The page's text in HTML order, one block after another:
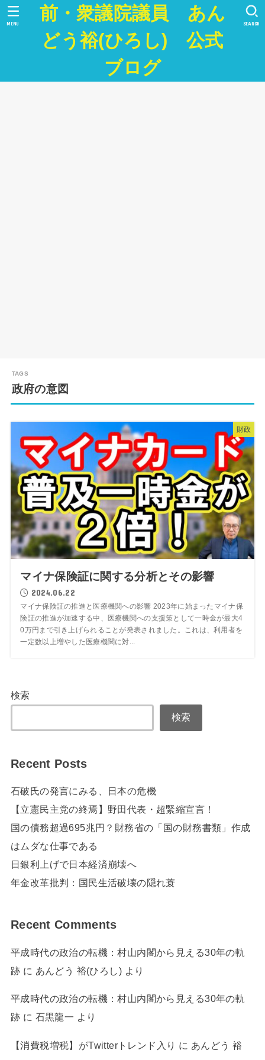
前・衆議院議員 あん
どう裕(ひろし) 公式
ブログ
SEARCH
MENU
政府の意図
財政
マイナ保険証に関する分析とその影響
2024.06.22
マイナ保険証の推進と医療機関への影響 2023年に始まったマイナ保
険証の推進が加速する中、医療機関への支援策として一時金が最大4
0万円まで引き上げられることが発表されました。これは、利用者を
一定数以上増やした医療機関に対...
検索
検索
Recent Posts
石破氏の発言にみる、日本の危機
【立憲民主党の終焉】野田代表・超緊縮宣言！
国の債務超過695兆円？財務省の「国の財務書類」作成
はムダな仕事である
日銀利上げで日本経済崩壊へ
年金改革批判：国民生活破壊の隠れ蓑
Recent Comments
平成時代の政治の転機：村山内閣から見える30年の軌
跡 に あんどう 裕(ひろし) より
平成時代の政治の転機：村山内閣から見える30年の軌
跡 に 石黒龍一 より
【消費税増税】がTwitterトレンド入り に あんどう 裕